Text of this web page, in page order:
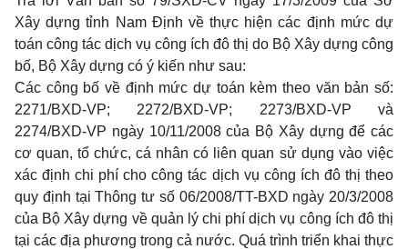
Xây dựng tỉnh Nam Định về thực hiện các định mức dự
toán công tác dịch vụ công ích đô thị do Bộ Xây dựng công
bố, Bộ Xây dựng có ý kiến như sau:
Các công bố về định mức dự toán kèm theo văn bản số:
2271/BXD-VP; 2272/BXD-VP; 2273/BXD-VP và
2274/BXD-VP ngày 10/11/2008 của Bộ Xây dựng để các
cơ quan, tổ chức, cá nhân có liên quan sử dụng vào việc
xác định chi phí cho công tác dịch vụ công ích đô thị theo
quy định tại Thông tư số 06/2008/TT-BXD ngày 20/3/2008
của Bộ Xây dựng về quản lý chi phí dịch vụ công ích đô thị
tại các địa phương trong cả nước. Quá trình triển khai thực